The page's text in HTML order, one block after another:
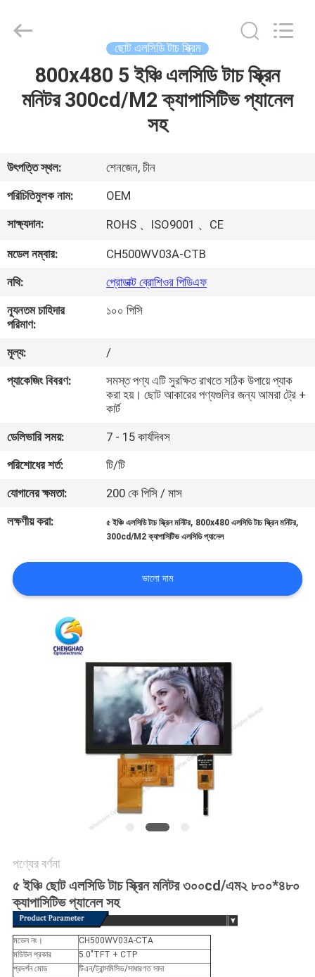
আমাদের
সম্পর্কে
কারখানা
ভ্রমণ
মান
নিয়ন্ত্রণ
আমাদের
যোগাযোগ
উদ্ধৃতির
জন্য
সাইট
PRIVACY
Optoelectronic
ছোট এলসিডি টাচ স্ক্রিন
800x480 5 ইঞ্চি এলসিডি টাচ স্ক্রিন
মনিটর 300cd/M2 ক্যাপাসিটিভ প্যানেল
সহ
উৎপত্তি স্থল:
শেনজেন, চীন
পরিচিতিমুলক নাম:
OEM
সাক্ষ্যদান:
ROHS 、ISO9001 、CE
মডেল নম্বার:
CH500WV03A-CTB
নথি:
প্রোডাক্ট ব্রোশিওর পিডিএফ
ন্যূনতম চাহিদার
পরিমাণ:
১০০ পিসি
মূল্য:
/
প্যাকেজিং বিবরণ:
সমস্ত পণ্য এটি সুরক্ষিত রাখতে সঠিক উপায়ে প্যাক
করা হয়। ছোট আকারের পণ্যগুলির জন্য আমরা ট্রে +
কার্ট
ডেলিভারি সময়:
7 - 15 কার্যদিবস
পরিশোধের শর্ত:
টি/টি
যোগানের ক্ষমতা:
200 কে পিসি / মাস
লক্ষণীয় করা:
৫ ইঞ্চি এলসিডি টাচ স্ক্রিন মনিটর, 800x480 এলসিডি টাচ স্ক্রিন মনিটর,
300cd/M2 ক্যাপাসিটিভ এলসিডি প্যানেল
ভালো দাম
পণ্যের বর্ণনা
৫ ইঞ্চি ছোট এলসিডি টাচ স্ক্রিন মনিটর ৩০০cd/এম২ ৮০০*৪৮০
ক্যাপাসিটিভ প্যানেল সহ
মডেল নং।
CH500WV03A-CTA
মডিউল প্রকার
5.0"TFT + CTP
প্রদর্শন মোড
টিএন/ট্রান্সমিসিভ/সাধারণত সাদা